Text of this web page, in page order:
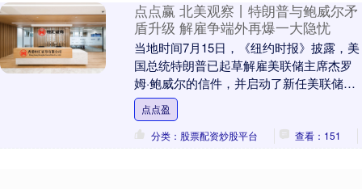
点点赢 北美观察丨特朗普与鲍威尔矛
盾升级 解雇争端外再爆一大隐忧
当地时间7月15日，《纽约时报》披露，美
国总统特朗普已起草解雇美联储主席杰罗
姆·鲍威尔的信件，并启动了新任美联储主
席的遴选程序。尽管特朗普当天对这一说
法予以否认....
点点盈
分类：股票配资炒股平台
查看：151